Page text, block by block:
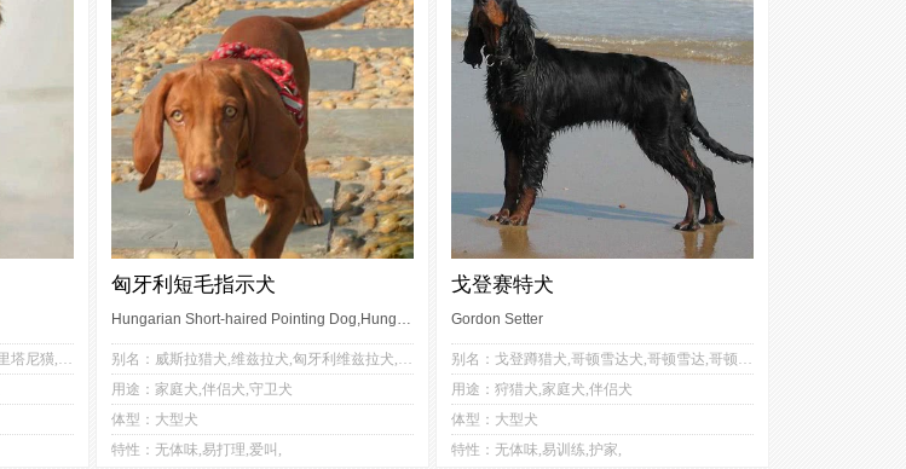
别名：不列塔尼犬,不列塔尼猎犬,布里塔尼獚,伊帕格纽尔布勒顿犬
匈牙利短毛指示犬
Hungarian Short-haired Pointing Dog,Hungarian Vizsla
别名：威斯拉猎犬,维兹拉犬,匈牙利维兹拉犬,匈牙利维斯拉犬,维斯拉犬,马札尔维兹拉犬,维希拉猎犬
用途：家庭犬,伴侣犬,守卫犬
体型：大型犬
特性：无体味,易打理,爱叫,
3 3
2
2
4
戈登赛特犬
Gordon Setter
别名：戈登蹲猎犬,哥顿雪达犬,哥顿雪达,哥顿塞特犬,戈登塞特犬,戈登雪达犬
用途：狩猎犬,家庭犬,伴侣犬
体型：大型犬
特性：无体味,易训练,护家,
3 3
1
2
4